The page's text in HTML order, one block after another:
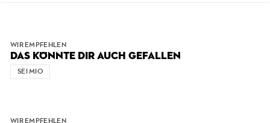
WIR EMPFEHLEN
DAS KÖNNTE DIR AUCH GEFALLEN
SEI MIO
WIR EMPFEHLEN